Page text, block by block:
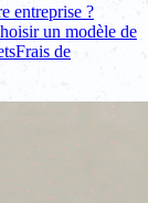
entreprise ?
un modèle de
Frais de